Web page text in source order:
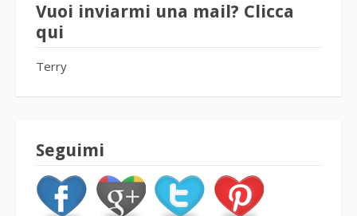
Vuoi inviarmi una mail? Clicca
qui
Terry
Seguimi